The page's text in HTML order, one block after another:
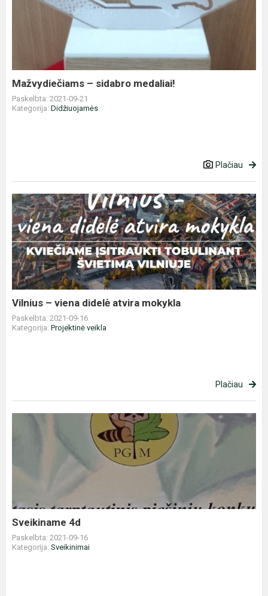
Mažvydiečiams – sidabro medaliai!
Paskelbta: 2021-09-21
Kategorija: Didžiuojamės
Plačiau
Vilnius
–
viena
didelė
atvira
mokykla
Vilnius – viena didelė atvira mokykla
Paskelbta: 2021-09-16
Kategorija: Projektinė veikla
Plačiau
Sveikiname
Sveikiname 4d
Paskelbta: 2021-09-16
Kategorija: Sveikinimai